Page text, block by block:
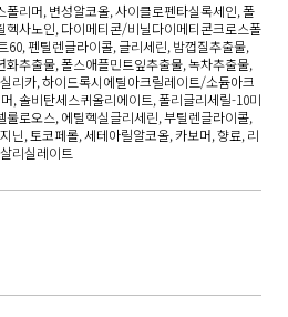
리머, 변성알코올, 사이클로펜타실록세인, 폴
헥사노인, 다이메티콘/비닐다이메티콘크로스폴
60, 펜틸렌글라이콜, 글리세린, 밤껍질추출물,
추출물, 폴스애플민트잎추출물, 녹차추출물,
리카, 하이드록시에틸아크릴레이트/소듐아크
, 솔비탄세스퀴올리에이트, 폴리글리세릴-10미
로오스, 에틸헥실글리세린, 부틸렌글라이콜,
닌, 토코페롤, 세테아릴알코올, 카보머, 향료, 리
리실레이트